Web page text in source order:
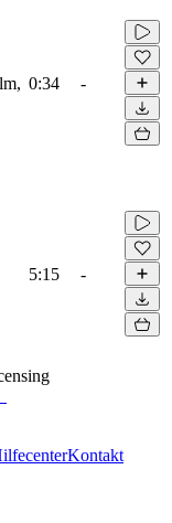
0:34 -
5:15 -
Kontakt